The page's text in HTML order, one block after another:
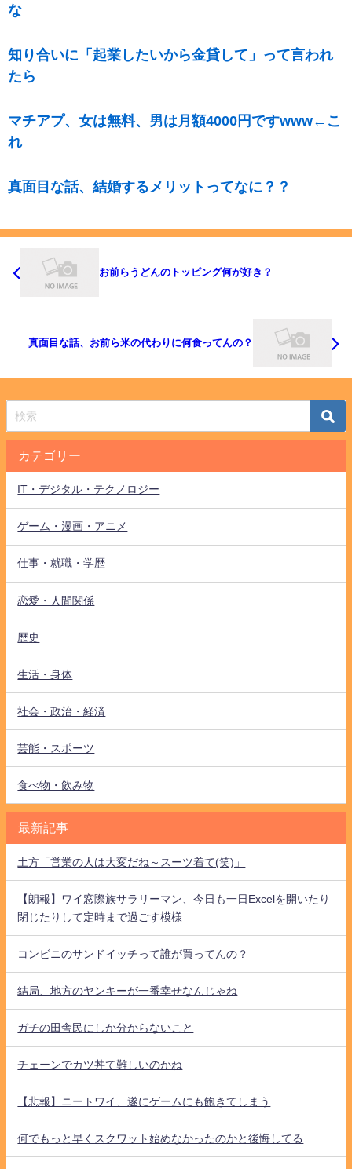
な
知り合いに「起業したいから金貸して」って言われ
たら
マチアプ、女は無料、男は月額4000円ですwww←こ
れ
真面目な話、結婚するメリットってなに？？
お前らうどんのトッピング何が好き？
真面目な話、お前ら米の代わりに何食ってんの？
カテゴリー
IT・デジタル・テクノロジー
ゲーム・漫画・アニメ
仕事・就職・学歴
恋愛・人間関係
歴史
生活・身体
社会・政治・経済
芸能・スポーツ
食べ物・飲み物
最新記事
土方「営業の人は大変だね～スーツ着て(笑)」
【朗報】ワイ窓際族サラリーマン、今日も一日Excelを開いたり
閉じたりして定時まで過ごす模様
コンビニのサンドイッチって誰が買ってんの？
結局、地方のヤンキーが一番幸せなんじゃね
ガチの田舎民にしか分からないこと
チェーンでカツ丼て難しいのかね
【悲報】ニートワイ、遂にゲームにも飽きてしまう
何でもっと早くスクワット始めなかったのかと後悔してる